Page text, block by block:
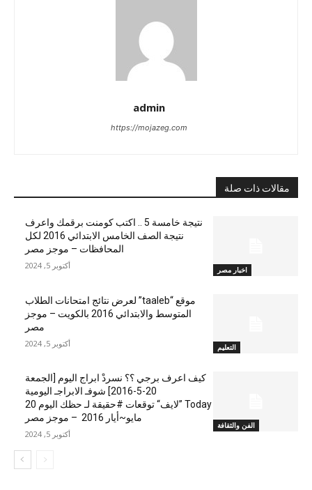
admin
https://mojazeg.com
مقالات ذات صلة
اخبار مصر
نتيجة خامسة 5 .. اكتب كومنت برقمك واعرف
نتيجة الصف الخامس الابتدائي 2016 لكل
المحافظات – موجز مصر
أكتوبر 5, 2024
التعليم
موقع “taaleb” لعرض نتائج امتحانات الطلاب
المتوسط والابتدائي 2016 بالكويت – موجز
مصر
أكتوبر 5, 2024
الفن والثقافة
كيف اعرف برجي ؟؟ نسردْ ابراج اليوم [الجمعة
20-5-2016] شوفـ الابراجـ اليومية
Today ”لايف“ توقعات #حقيقة لـ حظك اليوم 20
مايو~أيار 2016 – موجز مصر
أكتوبر 5, 2024